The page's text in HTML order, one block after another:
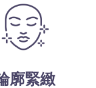
廓緊緻